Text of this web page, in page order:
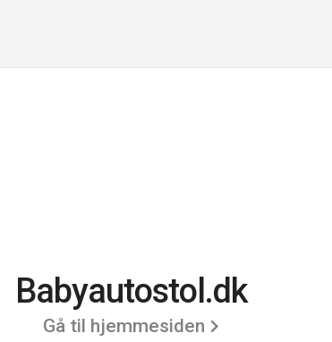
Babyautostol.dk
Gå til hjemmesiden